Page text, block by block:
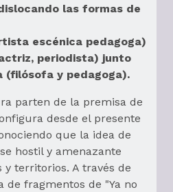
las formas de
escénica pedagoga)
periodista) junto
(filósofa y pedagoga).
parten de la premisa de
desde el presente
que la idea de
hostil y amenazante
territorios. A través de
de fragmentos de "Ya no